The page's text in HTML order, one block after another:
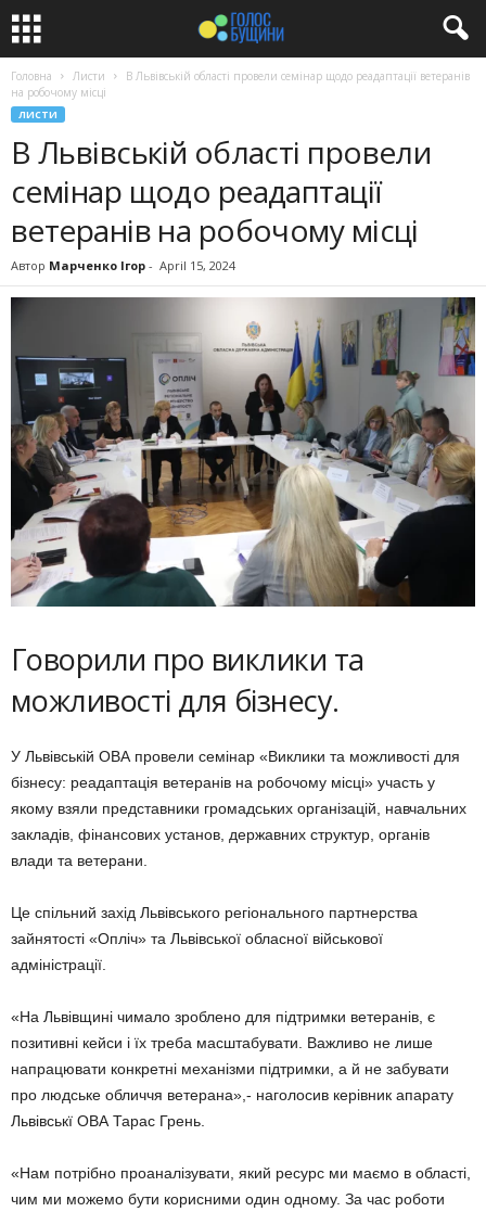
Головна Листи
В Львівській області провели семінар щодо реадаптації ветеранів
на робочому місці
ЛИСТИ
В Львівській області провели
семінар щодо реадаптації
ветеранів на робочому місці
Автор Марченко Ігор - April 15, 2024
Говорили про виклики та
можливості для бізнесу.
У Львівській ОВА провели семінар «Виклики та можливості для
бізнесу: реадаптація ветеранів на робочому місці» участь у
якому взяли представники громадських організацій, навчальних
закладів, фінансових установ, державних структур, органів
влади та ветерани.
Це спільний захід Львівського регіонального партнерства
зайнятості «Опліч» та Львівської обласної військової
адміністрації.
«На Львівщині чимало зроблено для підтримки ветеранів, є
позитивні кейси і їх треба масштабувати. Важливо не лише
напрацювати конкретні механізми підтримки, а й не забувати
про людське обличчя ветерана»,- наголосив керівник апарату
Львівськї ОВА Тарас Грень.
«Нам потрібно проаналізувати, який ресурс ми маємо в області,
чим ми можемо бути корисними один одному. За час роботи